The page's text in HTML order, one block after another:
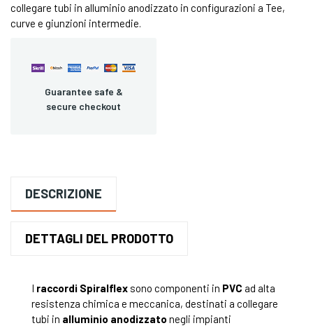
collegare tubi in alluminio anodizzato in configurazioni a Tee,
curve e giunzioni intermedie.
Guarantee safe &
secure checkout
DESCRIZIONE
DETTAGLI DEL PRODOTTO
I raccordi Spiralflex sono componenti in PVC ad alta
resistenza chimica e meccanica, destinati a collegare
tubi in alluminio anodizzato negli impianti